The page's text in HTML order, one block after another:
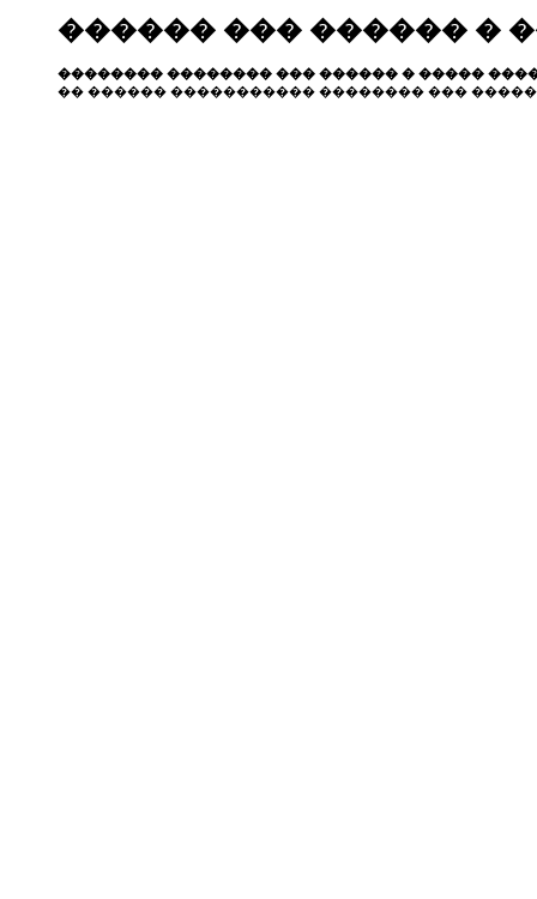
������ ��� ������ �
�������� �������� ��� ������ � �����
�� ������ ����������� �������� ���